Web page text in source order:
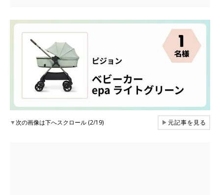
▼次の画像は下へスクロール (2/19) ▶元記事を見る